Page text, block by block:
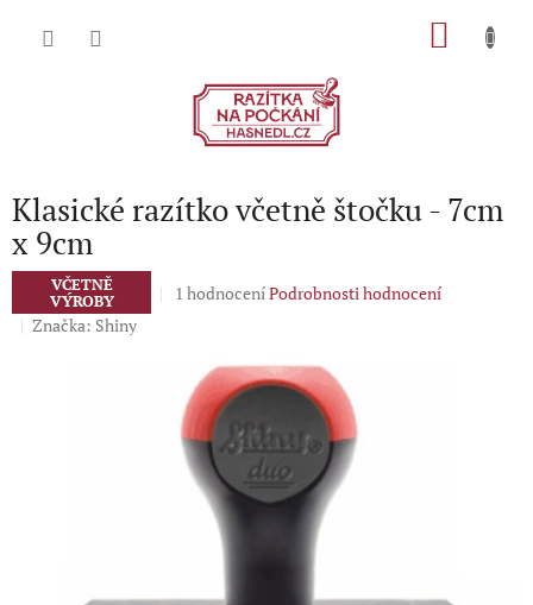
Klasické razítko včetně štočku - 7cm
x 9cm
VČETNĚ
VÝROBY
Průměrné
5,0
5
hvězdiček.
1 hodnoceníPodrobnosti hodnocení
Značka: Shiny